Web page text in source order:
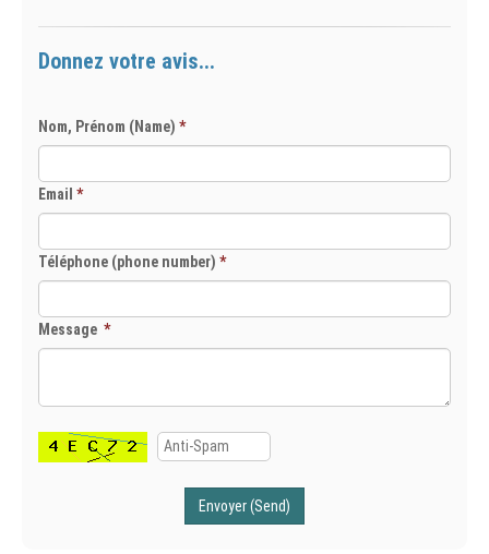
Donnez votre avis...
Nom, Prénom (Name) *
Email *
Téléphone (phone number) *
Message *
Envoyer (Send)